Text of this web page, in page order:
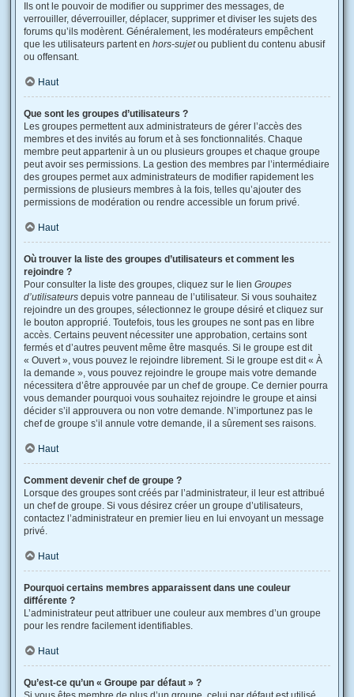
Ils ont le pouvoir de modifier ou supprimer des messages, de
verrouiller, déverrouiller, déplacer, supprimer et diviser les sujets des
forums qu’ils modèrent. Généralement, les modérateurs empêchent
que les utilisateurs partent en hors-sujetou publient du contenu abusif
ou offensant.
Haut
Que sont les groupes d’utilisateurs ?
Les groupes permettent aux administrateurs de gérer l’accès des
membres et des invités au forum et à ses fonctionnalités. Chaque
membre peut appartenir à un ou plusieurs groupes et chaque groupe
peut avoir ses permissions. La gestion des membres par l’intermédiaire
des groupes permet aux administrateurs de modifier rapidement les
permissions de plusieurs membres à la fois, telles qu’ajouter des
permissions de modération ou rendre accessible un forum privé.
Haut
Où trouver la liste des groupes d’utilisateurs et comment les
rejoindre ?
Pour consulter la liste des groupes, cliquez sur le lien Groupes
d’utilisateurs depuis votre panneau de l’utilisateur. Si vous souhaitez
rejoindre un des groupes, sélectionnez le groupe désiré et cliquez sur
le bouton approprié. Toutefois, tous les groupes ne sont pas en libre
accès. Certains peuvent nécessiter une approbation, certains sont
fermés et d’autres peuvent même être masqués. Si le groupe est dit
« Ouvert », vous pouvez le rejoindre librement. Si le groupe est dit « À
la demande », vous pouvez rejoindre le groupe mais votre demande
nécessitera d’être approuvée par un chef de groupe. Ce dernier pourra
vous demander pourquoi vous souhaitez rejoindre le groupe et ainsi
décider s’il approuvera ou non votre demande. N’importunez pas le
chef de groupe s’il annule votre demande, il a sûrement ses raisons.
Haut
Comment devenir chef de groupe ?
Lorsque des groupes sont créés par l’administrateur, il leur est attribué
un chef de groupe. Si vous désirez créer un groupe d’utilisateurs,
contactez l’administrateur en premier lieu en lui envoyant un message
privé.
Haut
Pourquoi certains membres apparaissent dans une couleur
différente ?
L’administrateur peut attribuer une couleur aux membres d’un groupe
pour les rendre facilement identifiables.
Haut
Qu’est-ce qu’un « Groupe par défaut » ?